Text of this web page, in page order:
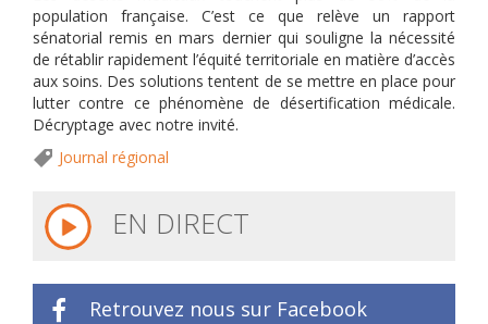
population française. C’est ce que relève un rapport
sénatorial remis en mars dernier qui souligne la nécessité
de rétablir rapidement l’équité territoriale en matière d’accès
aux soins. Des solutions tentent de se mettre en place pour
lutter contre ce phénomène de désertification médicale.
Décryptage avec notre invité.
Journal régional
EN DIRECT
Retrouvez nous sur Facebook